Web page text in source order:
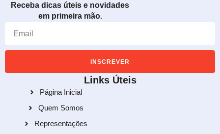
Receba dicas úteis e novidades
em primeira mão.
INSCREVER
Links Úteis
Página Inicial
Quem Somos
Representações